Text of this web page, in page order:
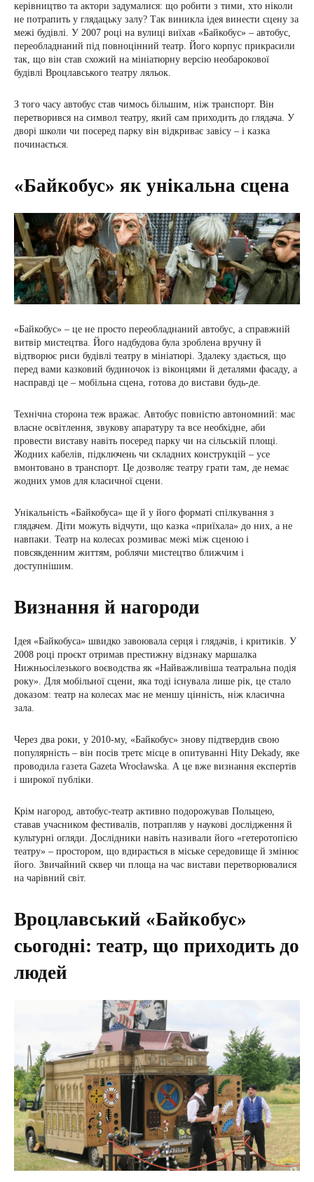
керівництво та актори задумалися: що робити з тими, хто ніколи
не потрапить у глядацьку залу? Так виникла ідея винести сцену за
межі будівлі. У 2007 році на вулиці виїхав «Байкобус» – автобус,
переобладнаний під повноцінний театр. Його корпус прикрасили
так, що він став схожий на мініатюрну версію необарокової
будівлі Вроцлавського театру ляльок.
З того часу автобус став чимось більшим, ніж транспорт. Він
перетворився на символ театру, який сам приходить до глядача. У
дворі школи чи посеред парку він відкриває завісу – і казка
починається.
«Байкобус» як унікальна сцена
«Байкобус» – це не просто переобладнаний автобус, а справжній
витвір мистецтва. Його надбудова була зроблена вручну й
відтворює риси будівлі театру в мініатюрі. Здалеку здається, що
перед вами казковий будиночок із віконцями й деталями фасаду, а
насправді це – мобільна сцена, готова до вистави будь-де.
Технічна сторона теж вражає. Автобус повністю автономний: має
власне освітлення, звукову апаратуру та все необхідне, аби
провести виставу навіть посеред парку чи на сільській площі.
Жодних кабелів, підключень чи складних конструкцій – усе
вмонтовано в транспорт. Це дозволяє театру грати там, де немає
жодних умов для класичної сцени.
Унікальність «Байкобуса» ще й у його форматі спілкування з
глядачем. Діти можуть відчути, що казка «приїхала» до них, а не
навпаки. Театр на колесах розмиває межі між сценою і
повсякденним життям, роблячи мистецтво ближчим і
доступнішим.
Визнання й нагороди
Ідея «Байкобуса» швидко завоювала серця і глядачів, і критиків. У
2008 році проєкт отримав престижну відзнаку маршалка
Нижньосілезького воєводства як «Найважливіша театральна подія
року». Для мобільної сцени, яка тоді існувала лише рік, це стало
доказом: театр на колесах має не меншу цінність, ніж класична
зала.
Через два роки, у 2010-му, «Байкобус» знову підтвердив свою
популярність – він посів третє місце в опитуванні Hity Dekady, яке
проводила газета Gazeta Wrocławska. А це вже визнання експертів
і широкої публіки.
Крім нагород, автобус-театр активно подорожував Польщею,
ставав учасником фестивалів, потрапляв у наукові дослідження й
культурні огляди. Дослідники навіть називали його «гетеротопією
театру» – простором, що вдирається в міське середовище й змінює
його. Звичайний сквер чи площа на час вистави перетворювалися
на чарівний світ.
Вроцлавський «Байкобус»
сьогодні: театр, що приходить до
людей